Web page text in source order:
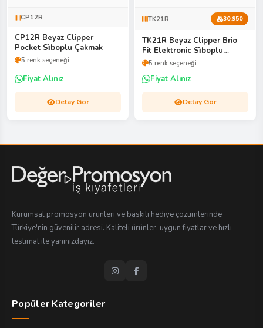
CP12R
CP12R Beyaz Clipper
Pocket Si̇boplu Çakmak
5 renk seçeneği
Fiyat Alınız
Detay Gör
TK21R 30.950
TK21R Beyaz Clipper Brio
Fit Elektronic Si̇boplu
Çakmak
5 renk seçeneği
Fiyat Alınız
Detay Gör
Kurumsal promosyon ürünleri ve baskılı hediye çözümlerinde
Türkiye'nin güvenilir adresi. Kaliteli ürünler, uygun fiyatlar ve hızlı
teslimat ile yanınızdayız.
Popüler Kategoriler